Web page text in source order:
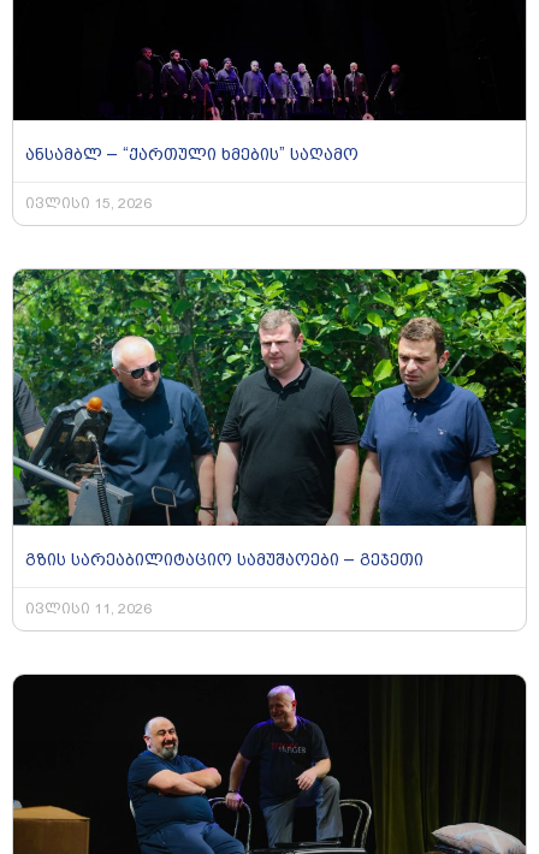
ანსამბლ – “ქართული ხმების” საღამო
ივლისი 15, 2026
გზის სარეაბილიტაციო სამუშაოები – გეჯეთი
ივლისი 11, 2026